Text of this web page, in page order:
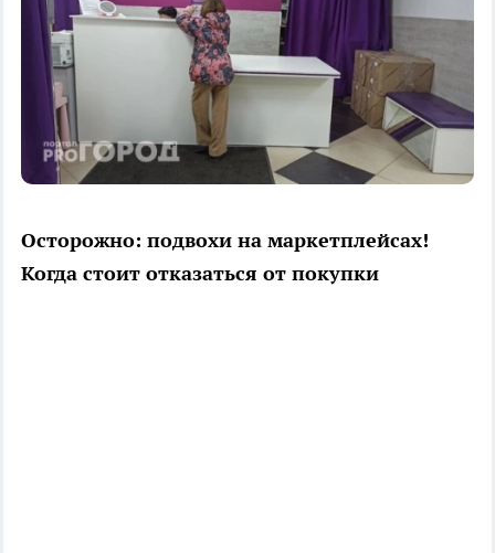
Осторожно: подвохи на маркетплейсах!
Когда стоит отказаться от покупки